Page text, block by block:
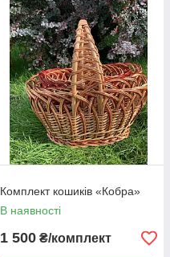
Комплект кошиків «Кобра»
В наявності
1 500 ₴/комплект